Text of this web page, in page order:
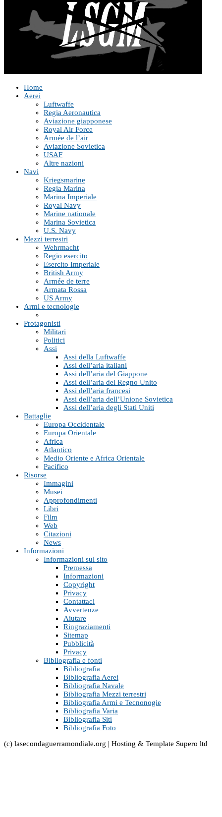
Home
Aerei
Luftwaffe
Regia Aeronautica
Aviazione giapponese
Royal Air Force
Armée de l’air
Aviazione Sovietica
USAF
Altre nazioni
Navi
Kriegsmarine
Regia Marina
Marina Imperiale
Royal Navy
Marine nationale
Marina Sovietica
U.S. Navy
Mezzi terrestri
Wehrmacht
Regio esercito
Esercito Imperiale
British Army
Armée de terre
Armata Rossa
US Army
Armi e tecnologie
Protagonisti
Militari
Politici
Assi
Assi della Luftwaffe
Assi dell’aria italiani
Assi dell’aria del Giappone
Assi dell’aria del Regno Unito
Assi dell’aria francesi
Assi dell’aria dell’Unione Sovietica
Assi dell’aria degli Stati Uniti
Battaglie
Europa Occidentale
Europa Orientale
Africa
Atlantico
Medio Oriente e Africa Orientale
Pacifico
Risorse
Immagini
Musei
Approfondimenti
Libri
Film
Web
Citazioni
News
Informazioni
Informazioni sul sito
Premessa
Informazioni
Copyright
Privacy
Contattaci
Avvertenze
Aiutare
Ringraziamenti
Sitemap
Pubblicità
Privacy
Bibliografia e fonti
Bibliografia
Bibliografia Aerei
Bibliografia Navale
Bibliografia Mezzi terrestri
Bibliografia Armi e Tecnonogie
Bibliografia Varia
Bibliografia Siti
Bibliografia Foto
(c) lasecondaguerramondiale.org | Hosting & Template Supero ltd